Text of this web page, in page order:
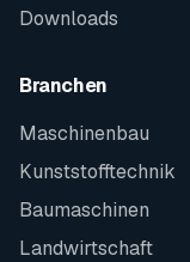
Downloads
Branchen
Maschinenbau
Kunststofftechnik
Baumaschinen
Landwirtschaft